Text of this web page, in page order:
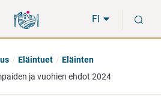
suoraan
sisältöön
koko
sivuston
FI
Eläintuet
Eläinten
ja vuohien ehdot 2024